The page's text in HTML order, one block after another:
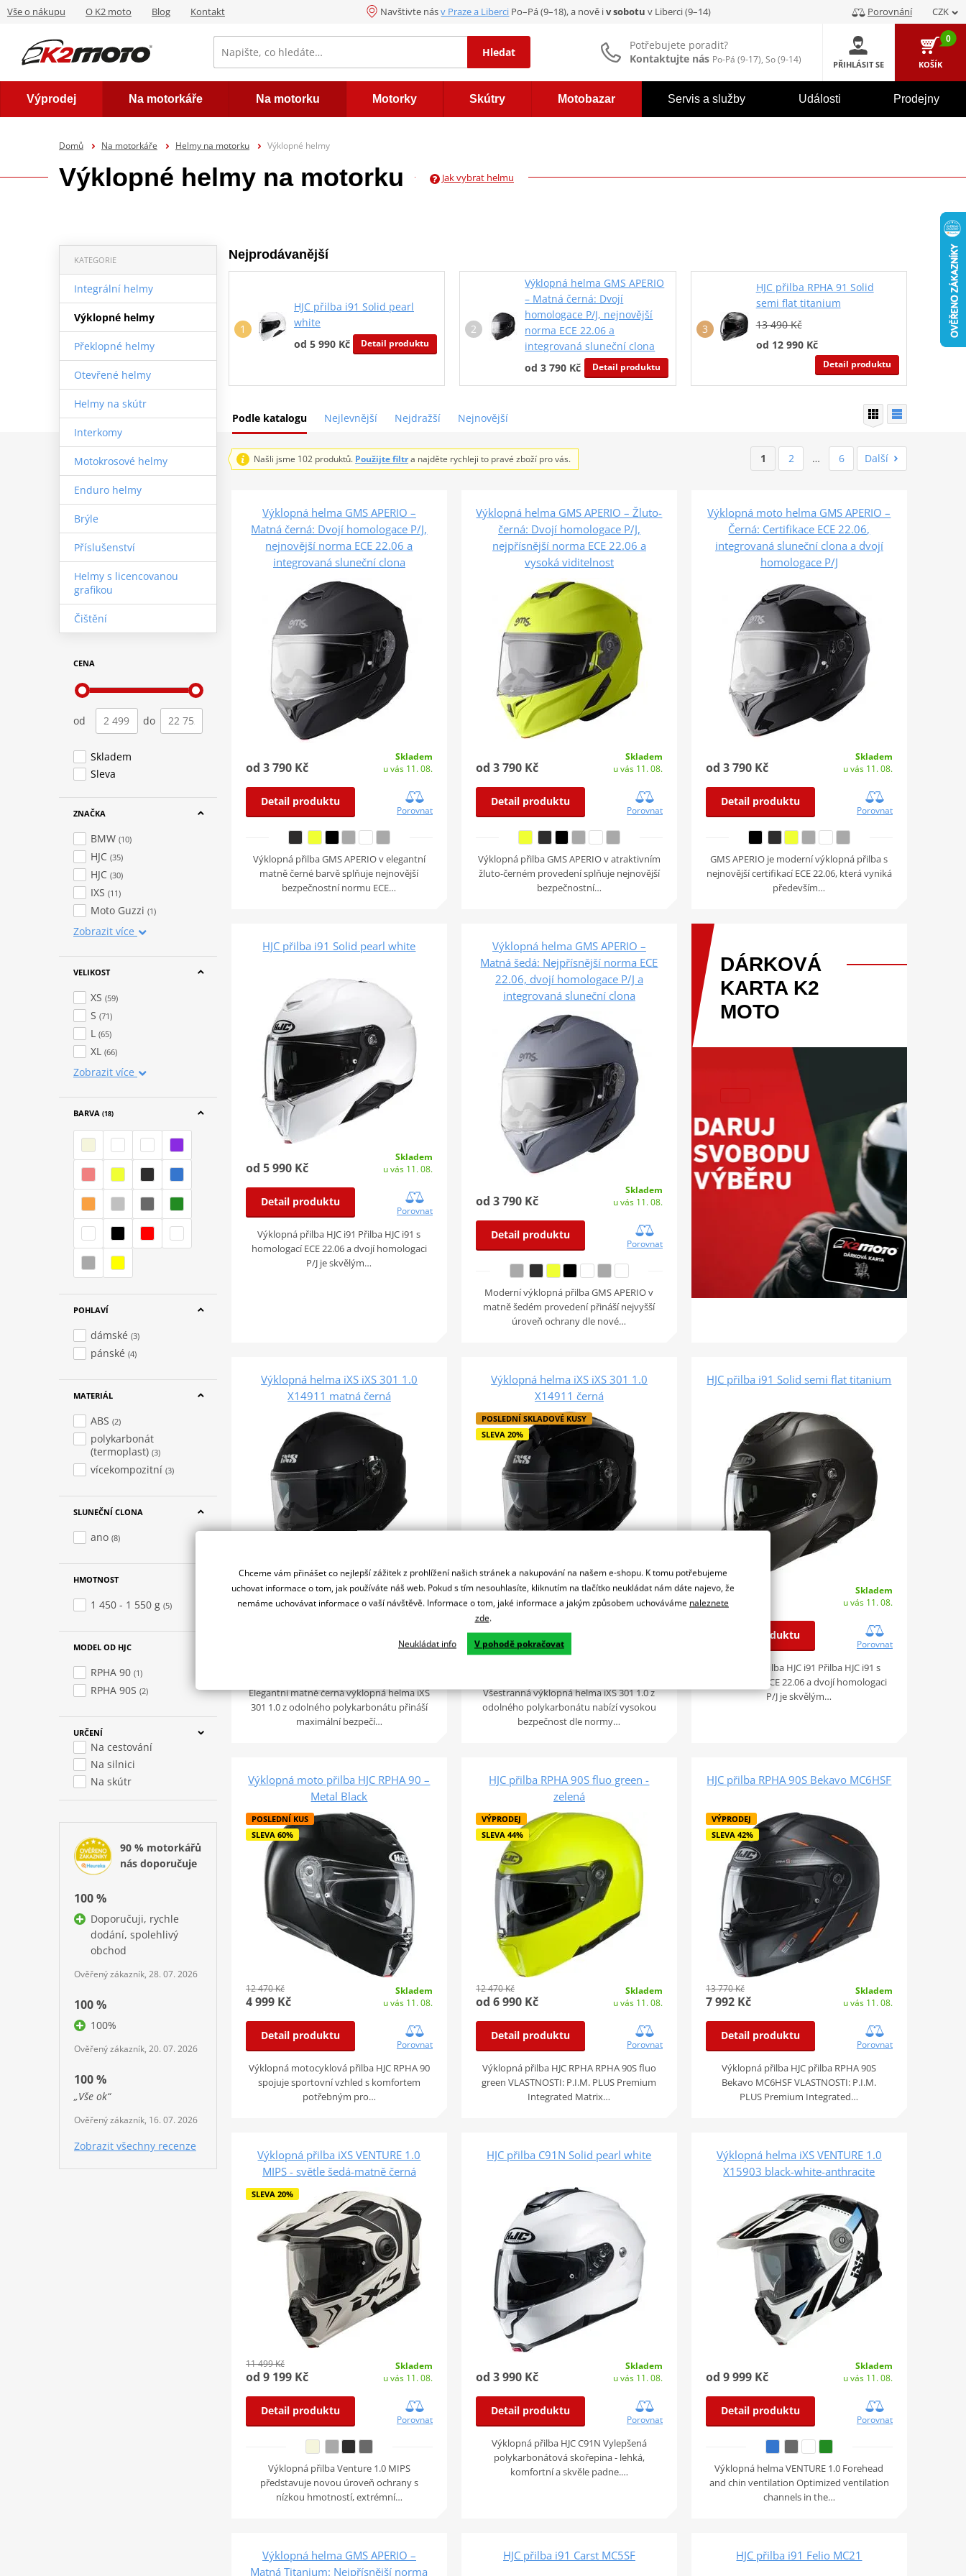
Vše o nákupu O K2 moto Blog Kontakt Navštivte násv Praze a Liberci Po–Pá (9–18), a nově iv sobotu v Liberci (9–14) Porovnání CZK
Hledat
Potřebujete poradit?
Kontaktujte nás Po-Pá (9-17), So (9-14) PŘIHLÁSIT SE
0
KOŠÍK
Výprodej Na motorkáře Na motorku Motorky Skútry Motobazar Servis a služby Události Prodejny
Domů Na motorkáře Helmy na motorku Výklopné helmy
Výklopné helmy na motorku Jak vybrat helmu
Nejprodávanější
HJC přilba i91 Solid pearl
white
od 5 990 Kč
Detail produktu
Výklopná helma GMS APERIO
– Matná černá: Dvojí
homologace P/J, nejnovější
norma ECE 22.06 a
integrovaná sluneční clona
od 3 790 Kč
Detail produktu
HJC přilba RPHA 91 Solid
semi flat titanium
13 490 Kč
od 12 990 Kč
Detail produktu
Podle katalogu Nejlevnější Nejdražší Nejnovější
KATEGORIE
Integrální helmy
Výklopné helmy
Překlopné helmy
Otevřené helmy
Helmy na skútr
Interkomy
Motokrosové helmy
Enduro helmy
Brýle
Příslušenství
Helmy s licencovanou
grafikou
Čištění
CENA
od do
Skladem
Sleva
ZNAČKA
BMW (10)
HJC (35)
HJC (30)
IXS (11)
Moto Guzzi (1)
Zobrazit více
VELIKOST
XS (59)
S (71)
L (65)
XL (66)
Zobrazit více
BARVA (18)
POHLAVÍ
dámské (3)
pánské (4)
MATERIÁL
ABS (2)
polykarbonát
(termoplast) (3)
vícekompozitní (3)
SLUNEČNÍ CLONA
ano (8)
HMOTNOST
1 450 - 1 550 g (5)
MODEL OD HJC
RPHA 90 (1)
RPHA 90S (2)
URČENÍ
Na cestování
Na silnici
Na skútr
90 % motorkářů
nás doporučuje
100 %
Doporučuji, rychle
dodání, spolehlivý
obchod
Ověřený zákazník, 28. 07. 2026
100 %
100%
Ověřený zákazník, 20. 07. 2026
100 %
„Vše ok“
Ověřený zákazník, 16. 07. 2026
Zobrazit všechny recenze
1 2 … 6 Další
Našli jsme 102 produktů. Použijte filtra najděte rychleji to pravé zboží pro vás.
Výklopná helma GMS APERIO –
Matná černá: Dvojí homologace P/J,
nejnovější norma ECE 22.06 a
integrovaná sluneční clona
od 3 790 Kč
Skladem
u vás 11. 08.
Detail produktu
Porovnat
Výklopná přilba GMS APERIO v elegantní
matně černé barvě splňuje nejnovější
bezpečnostní normu ECE…
Výklopná helma GMS APERIO – Žluto-
černá: Dvojí homologace P/J,
nejpřísnější norma ECE 22.06 a
vysoká viditelnost
od 3 790 Kč
Skladem
u vás 11. 08.
Detail produktu
Porovnat
Výklopná přilba GMS APERIO v atraktivním
žluto-černém provedení splňuje nejnovější
bezpečnostní…
Výklopná moto helma GMS APERIO –
Černá: Certifikace ECE 22.06,
integrovaná sluneční clona a dvojí
homologace P/J
od 3 790 Kč
Skladem
u vás 11. 08.
Detail produktu
Porovnat
GMS APERIO je moderní výklopná přilba s
nejnovější certifikací ECE 22.06, která vyniká
především…
HJC přilba i91 Solid pearl white
od 5 990 Kč
Skladem
u vás 11. 08.
Detail produktu
Porovnat
Výklopná přilba HJC i91 Přilba HJC i91 s
homologací ECE 22.06 a dvojí homologaci
P/J je skvělým…
Výklopná helma GMS APERIO –
Matná šedá: Nejpřísnější norma ECE
22.06, dvojí homologace P/J a
integrovaná sluneční clona
od 3 790 Kč
Skladem
u vás 11. 08.
Detail produktu
Porovnat
Moderní výklopná přilba GMS APERIO v
matně šedém provedení přináší nejvyšší
úroveň ochrany dle nové…
DÁRKOVÁ
KARTA K2
MOTO
Výklopná helma iXS iXS 301 1.0
X14911 matná černá
od 4 249 Kč
Skladem
u vás 11. 08.
Porovnat
Elegantní matně černá výklopná helma iXS
301 1.0 z odolného polykarbonátu přináší
maximální bezpečí…
Výklopná helma iXS iXS 301 1.0
X14911 černá
POSLEDNÍ SKLADOVÉ KUSY
SLEVA 20%
4 249 Kč
od 3 399 Kč
Skladem
u vás 11. 08.
Detail produktu
Všestranná výklopná helma iXS 301 1.0 z
odolného polykarbonátu nabízí vysokou
bezpečnost dle normy…
HJC přilba i91 Solid semi flat titanium
od 5 990 Kč
Skladem
u vás 11. 08.
Detail produktu
Porovnat
Výklopná přilba HJC i91 Přilba HJC i91 s
homologací ECE 22.06 a dvojí homologaci
P/J je skvělým…
Výklopná moto přilba HJC RPHA 90 –
Metal Black
POSLEDNÍ KUS
SLEVA 60%
12 470 Kč
4 999 Kč
Skladem
u vás 11. 08.
Detail produktu
Porovnat
Výklopná motocyklová přilba HJC RPHA 90
spojuje sportovní vzhled s komfortem
potřebným pro…
HJC přilba RPHA 90S fluo green -
zelená
VÝPRODEJ
SLEVA 44%
12 470 Kč
od 6 990 Kč
Skladem
u vás 11. 08.
Detail produktu
Porovnat
Výklopná přilba HJC RPHA RPHA 90S fluo
green VLASTNOSTI: P.I.M. PLUS Premium
Integrated Matrix…
HJC přilba RPHA 90S Bekavo MC6HSF
VÝPRODEJ
SLEVA 42%
13 770 Kč
7 992 Kč
Skladem
u vás 11. 08.
Detail produktu
Porovnat
Výklopná přilba HJC přilba RPHA 90S
Bekavo MC6HSF VLASTNOSTI: P.I.M.
PLUS Premium Integrated…
Výklopná přilba iXS VENTURE 1.0
MIPS - světle šedá-matně černá
SLEVA 20%
11 499 Kč
od 9 199 Kč
Skladem
u vás 11. 08.
Detail produktu
Porovnat
Výklopná přilba Venture 1.0 MIPS
představuje novou úroveň ochrany s
nízkou hmotností, extrémní…
HJC přilba C91N Solid pearl white
od 3 990 Kč
Skladem
u vás 11. 08.
Detail produktu
Porovnat
Výklopná přilba HJC C91N Vylepšená
polykarbonátová skořepina - lehká,
komfortní a skvěle padne.…
Výklopná helma iXS VENTURE 1.0
X15903 black-white-anthracite
od 9 999 Kč
Skladem
u vás 11. 08.
Detail produktu
Porovnat
Výklopná helma VENTURE 1.0 Forehead
and chin ventilation Optimized ventilation
channels in the…
Výklopná helma GMS APERIO –
Matná Titanium: Nejpřísnější norma
HJC přilba i91 Carst MC5SF HJC přilba i91 Felio MC21
Chceme vám přinášet co nejlepší zážitek z prohlížení našich stránek a nakupování na našem e-shopu. K tomu potřebujeme
uchovat informace o tom, jak používáte náš web. Pokud s tím nesouhlasíte, kliknutím na tlačítko neukládat nám dáte najevo, že
nemáme uchovávat informace o vaší návštěvě. Informace o tom, jaké informace a jakým způsobem uchováváme naleznete
zde.
Neukládat info V pohodě pokračovat